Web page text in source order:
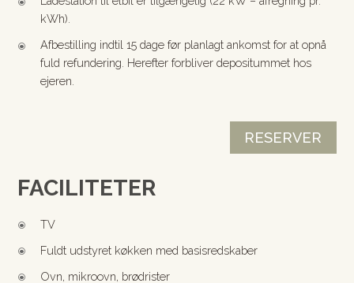
\
kWh).
\
Afbestilling indtil 15 dage før planlagt ankomst for at opnå
fuld refundering. Herefter forbliver depositummet hos
ejeren.
RESERVER
FACILITETER
\ TV
\ Fuldt udstyret køkken med basisredskaber
\ Ovn, mikroovn, brødrister